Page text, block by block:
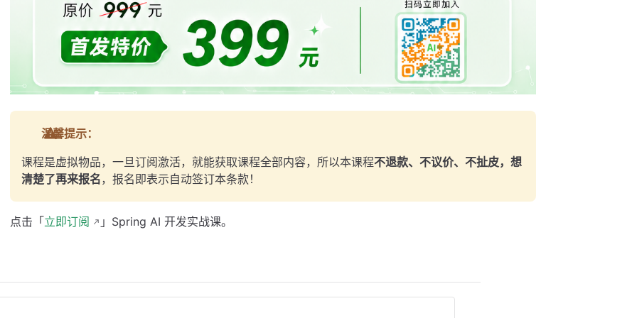
温馨提示：
课程是虚拟物品，一旦订阅激活，就能获取课程全部内容，所以本课程不退款、不议价、不扯皮，想
清楚了再来报名，报名即表示自动签订本条款！
点击「立即订阅 」Spring AI 开发实战课。